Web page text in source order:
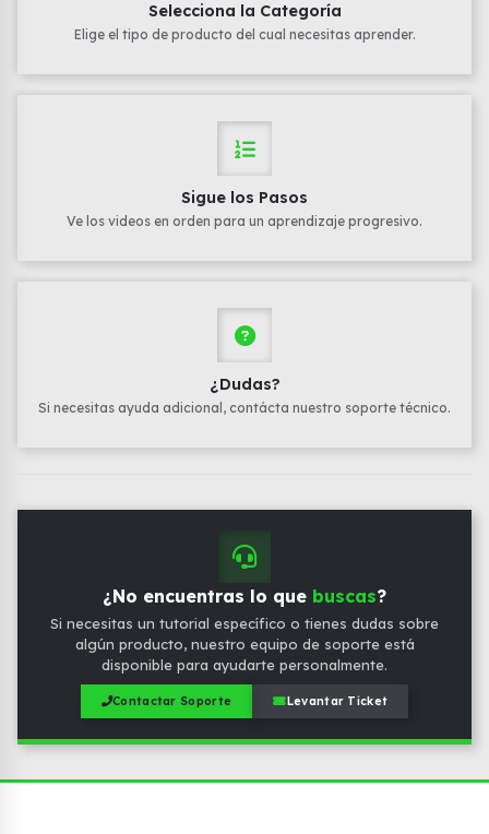
Selecciona la Categoría
Elige el tipo de producto del cual necesitas aprender.
Sigue los Pasos
Ve los videos en orden para un aprendizaje progresivo.
¿Dudas?
Si necesitas ayuda adicional, contácta nuestro soporte técnico.
¿No encuentras lo que buscas?
Si necesitas un tutorial específico o tienes dudas sobre
algún producto, nuestro equipo de soporte está
disponible para ayudarte personalmente.
Contactar Soporte Levantar Ticket